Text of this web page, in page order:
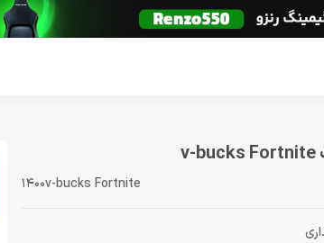
1400v-bucks Fortnite